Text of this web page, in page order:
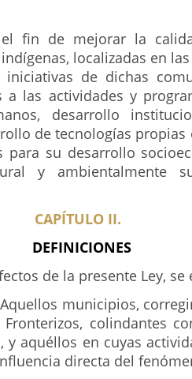
fin de mejorar la
localizadas en
iniciativas de dichas
a las actividades y
desarrollo
de tecnologías propias
para su desarrollo
y ambientalmente
CAPÍTULO II.
DEFINICIONES
de la presente Ley,
Aquellos municipios,
colindantes
y aquéllos en cuyas
directa del